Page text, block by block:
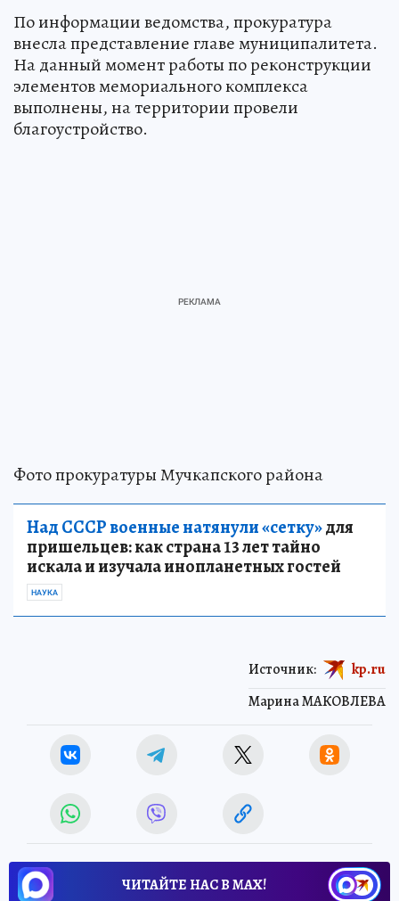
По информации ведомства, прокуратура
внесла представление главе муниципалитета.
На данный момент работы по реконструкции
элементов мемориального комплекса
выполнены, на территории провели
благоустройство.
Фото прокуратуры Мучкапского района
Над СССР военные натянули «сетку»для
пришельцев: как страна 13 лет тайно
искала и изучала инопланетных гостей
НАУКА
Марина МАКОВЛЕВА
Источник: kp.ru
ЧИТАЙТЕ НАС В МАХ!